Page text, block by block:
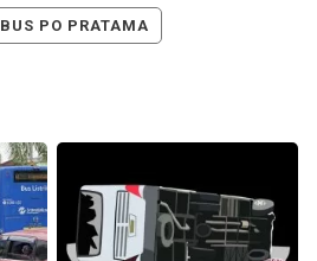
BUS PO PRATAMA